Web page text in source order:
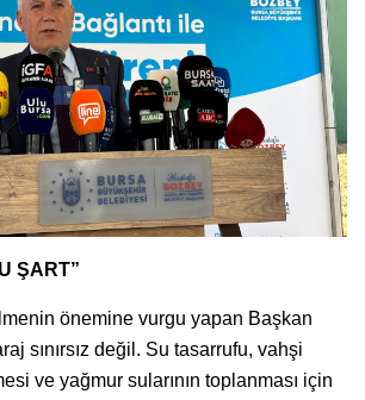
ŞART”
önemine vurgu yapan Başkan
sınırsız değil. Su tasarrufu, vahşi
ve yağmur sularının toplanması için